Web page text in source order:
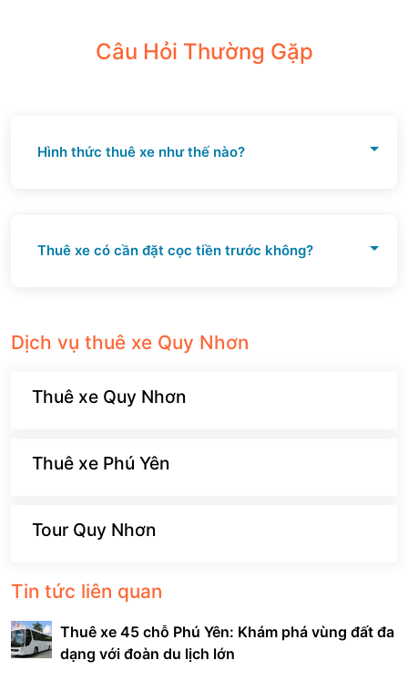
Câu Hỏi Thường Gặp
Hình thức thuê xe như thế nào?
Thuê xe có cần đặt cọc tiền trước không?
Dịch vụ thuê xe Quy Nhơn
Thuê xe Quy Nhơn
Thuê xe Phú Yên
Tour Quy Nhơn
Tin tức liên quan
Thuê xe 45 chỗ Phú Yên: Khám phá vùng đất đa
dạng với đoàn du lịch lớn